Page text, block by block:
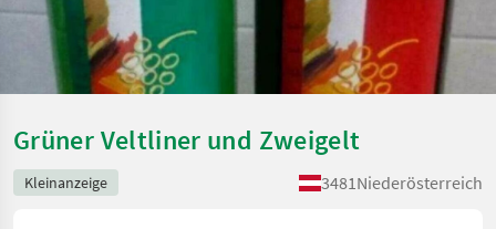
Grüner Veltliner und Zweigelt
Kleinanzeige 3481Niederösterreich